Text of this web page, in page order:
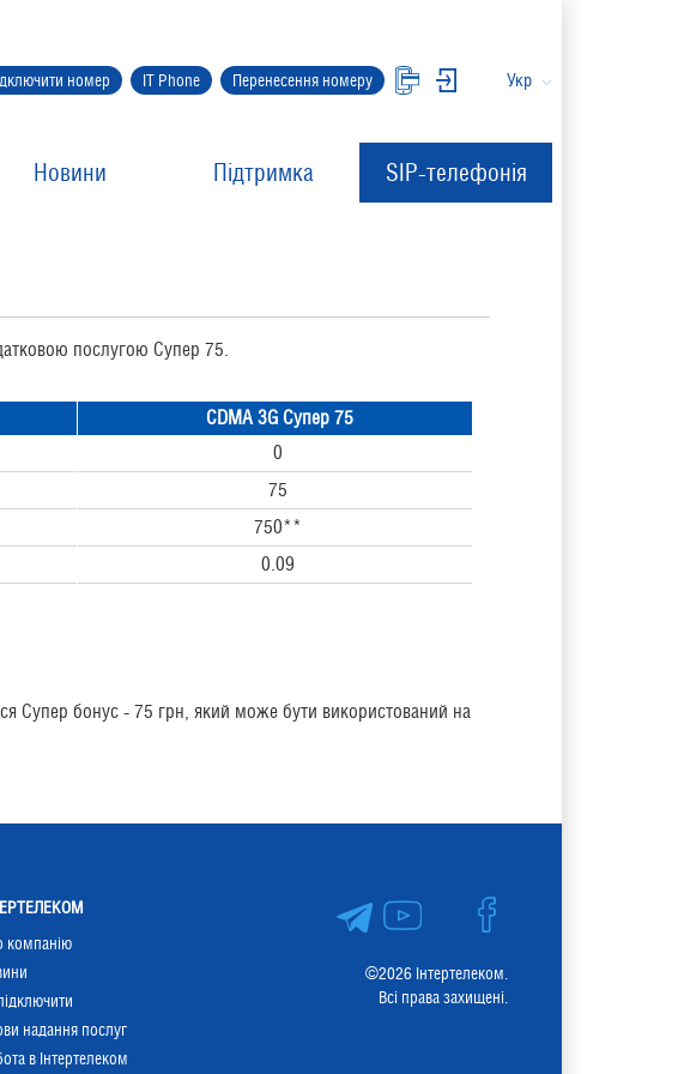
номер IT Phone Перенесення номеру Укр
Новини Підтримка SIP-телефонія
послугою Супер 75.
CDMA 3G Супер 75
0
75
750**
0.09
Супер бонус - 75 грн, який може бути використований на
©2026 Інтертелеком.
Всі права захищені.
компанію
надання послуг
в Інтертелеком